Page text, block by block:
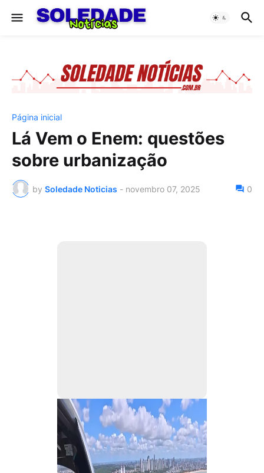
Página inicial
Lá Vem o Enem: questões
sobre urbanização
by Soledade Noticias - novembro 07, 2025 0
O meio ambiente é um dos
temas que mais aparecem nas